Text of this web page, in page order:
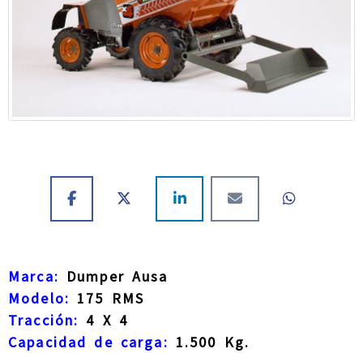
Marca: Dumper Ausa
Modelo: 175 RMS
Tracción: 4 X 4
Capacidad de carga: 1.500 Kg.